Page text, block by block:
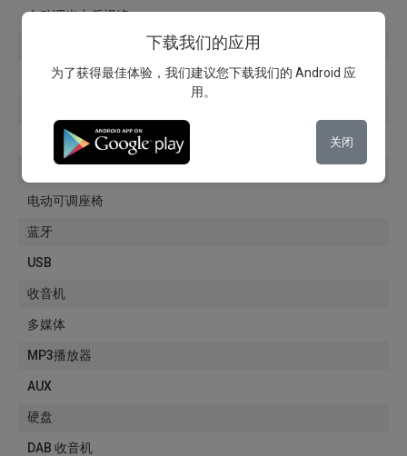
自动调光内后视镜
导航
电动升降器
电动可调座椅
蓝牙
USB
收音机
多媒体
MP3播放器
AUX
硬盘
DAB 收音机
下载我们的应用
为了获得最佳体验，我们建议您下载我们的 Android 应
用。
关闭